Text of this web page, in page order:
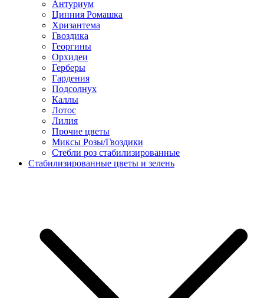
Антуриум
Цинния Ромашка
Хризантема
Гвоздика
Георгины
Орхидеи
Герберы
Гардения
Подсолнух
Каллы
Лотос
Лилия
Прочие цветы
Миксы Розы/Гвоздики
Стебли роз стабилизированные
Стабилизированные цветы и зелень